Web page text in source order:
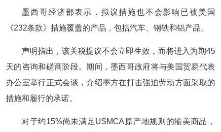
墨西哥经济部表示，拟议措施也不会影响已被美国
《232条款》措施覆盖的产品，包括汽车、钢铁和铝产品。
声明指出，该关税提议不会立即生效，而将进入为期45
天的咨询和磋商阶段。期间，墨西哥政府将与美国贸易代表
办公室举行正式会谈，介绍墨方在打击强迫劳动方面采取的
措施和履行的承诺。
对于约15%尚未满足USMCA原产地规则的输美商品，